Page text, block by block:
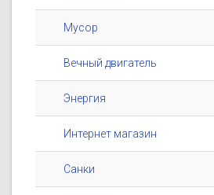
Мусор
Вечный двигатель
Энергия
Интернет магазин
Санки